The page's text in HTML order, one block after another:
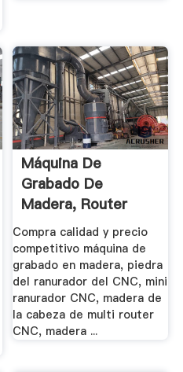
Máquina De
Grabado De
Madera, Router
CNC, .
Compra calidad y precio
competitivo máquina de
grabado en madera, piedra
del ranurador del CNC, mini
ranurador CNC, madera de
la cabeza de multi router
CNC, madera ...